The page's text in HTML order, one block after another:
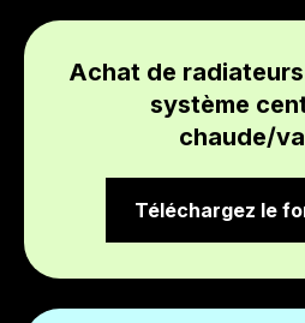
Achat de
système
chaude/
Téléchargez le